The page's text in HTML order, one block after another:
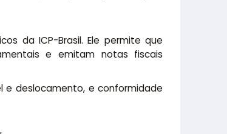
da ICP-Brasil. Ele permite que
e emitam notas fiscais
e deslocamento, e conformidade